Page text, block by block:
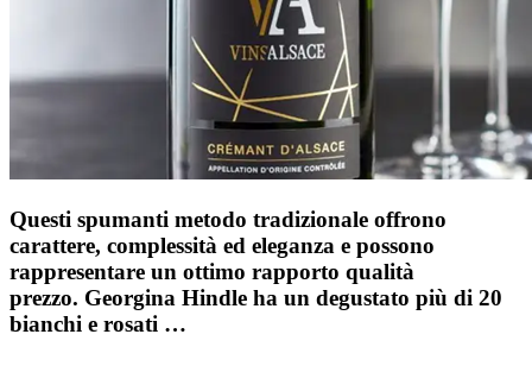
Questi spumanti metodo tradizionale offrono
carattere, complessità ed eleganza e possono
rappresentare un ottimo rapporto qualità
prezzo. Georgina Hindle ha un degustato più di 20
bianchi e rosati …